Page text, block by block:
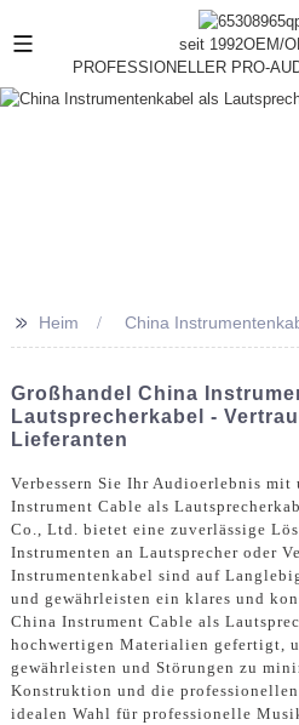
seit 1992OEM/
PROFESSIONELLER PRO-
>> Heim China
Großhandel China
Lautsprecherkabel -
Lieferanten
Verbessern Sie Ihr Audioerlebnis mit
Instrument Cable als
Co., Ltd. bietet eine zuverlässige
Instrumenten an Lautsprecher oder
Instrumentenkabel sind auf
und gewährleisten ein klares und
China Instrument Cable als
hochwertigen Materialien gefertigt,
gewährleisten und Störungen zu
Konstruktion und die professionellen
idealen Wahl für professionelle